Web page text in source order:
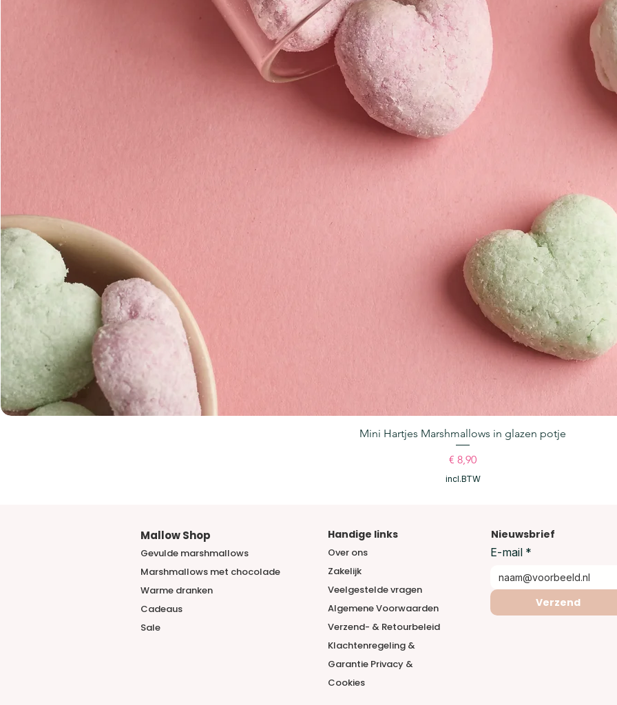
Snel overzicht
Mini Hartjes Marshmallows in glazen potje
Prijs
€ 8,90
incl.BTW
Mallow Shop
Gevulde marshmallows
Marshmallows met chocolade
​Warme dranken
Cadeaus
Sale
Handige links Nieuwsbrief
Over ons
Zakelijk
Veelgestelde vragen
Algemene Voorwaarden
Verzend- & Retourbeleid
Klachtenregeling &
Garantie Privacy &
Cookies
E-mail *
Verzend